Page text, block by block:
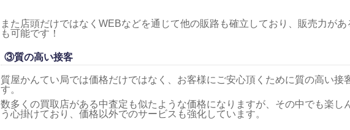
また店頭だけではなくWEBなどを通じて他の販路も確立しており、販売力が
も可能です！
③質の高い接客
質屋かんてい局では価格だけではなく、お客様にご安心頂くために質の高い接
す。
数多くの買取店がある中査定も似たような価格になりますが、その中でも楽し
う心掛けており、価格以外でのサービスも強化しています。